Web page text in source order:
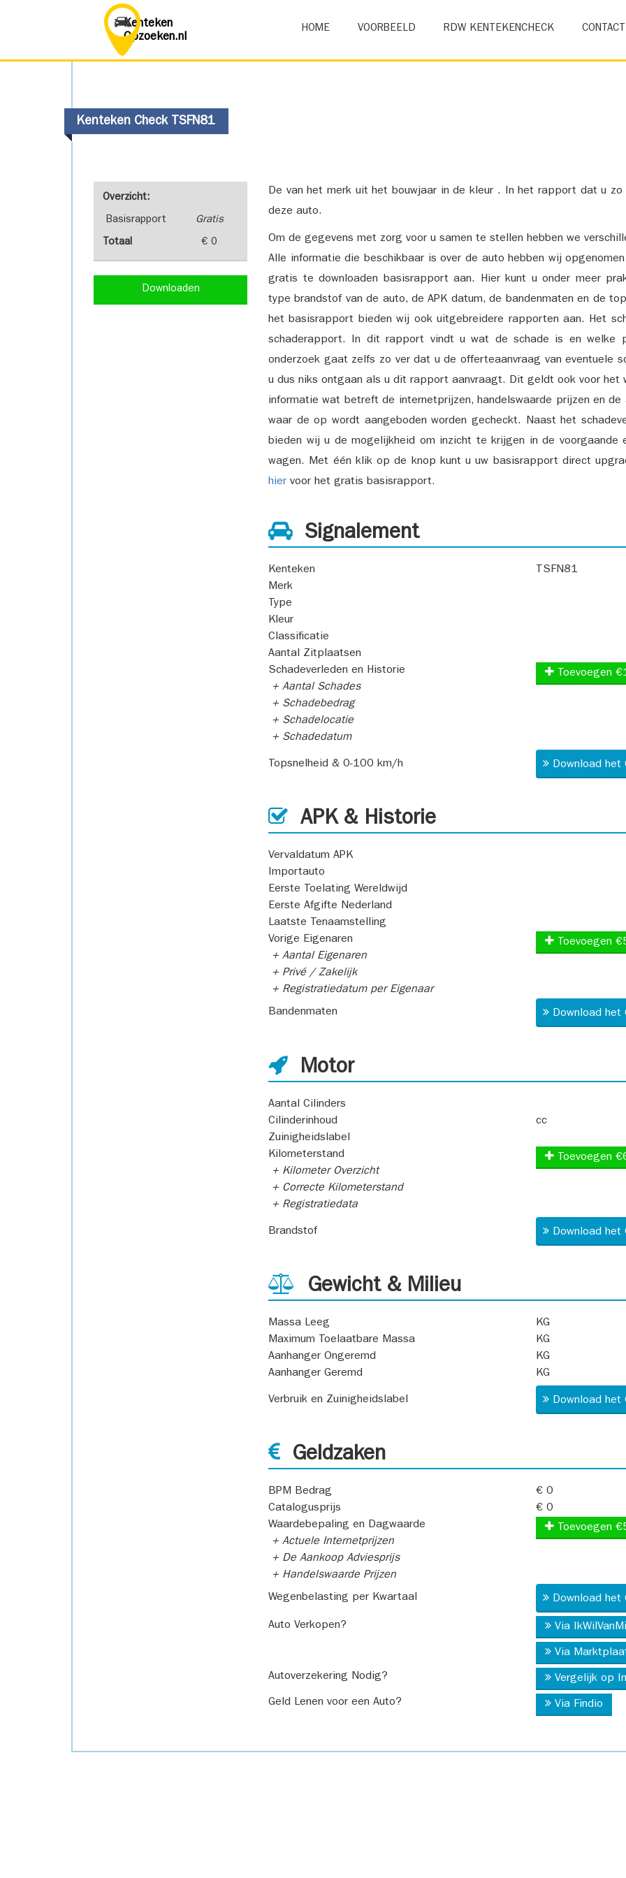
Kenteken
Opzoeken.nl
HOME VOORBEELD RDW KENTEKENCHECK CONTACT
Kenteken Check TSFN81
Overzicht:
Basisrapport Gratis
Totaal € 0
Downloaden
De van het merk uit het bouwjaar in de kleur . In het rapport dat u
deze auto.
Om de gegevens met zorg voor u samen te stellen hebben we
Alle informatie die beschikbaar is over de auto hebben wij
gratis te downloaden basisrapport aan. Hier kunt u onder meer
type brandstof van de auto, de APK datum, de bandenmaten en de
het basisrapport bieden wij ook uitgebreidere rapporten aan. Het
schaderapport. In dit rapport vindt u wat de schade is en welke
onderzoek gaat zelfs zo ver dat u de offerteaanvraag van eventuele
u dus niks ontgaan als u dit rapport aanvraagt. Dit geldt ook voor
informatie wat betreft de internetprijzen, handelswaarde prijzen en
waar de op wordt aangeboden worden gecheckt. Naast het
bieden wij u de mogelijkheid om inzicht te krijgen in de voorgaande
wagen. Met één klik op de knop kunt u uw basisrapport direct
hier voor het gratis basisrapport.
Signalement
Kenteken
TSFN81
Merk
Type
Kleur
Classificatie
Aantal Zitplaatsen
Schadeverleden en Historie
+ Aantal Schades
+ Schadebedrag
+ Schadelocatie
+ Schadedatum
Toevoegen
Topsnelheid & 0-100 km/h Download
APK & Historie
Vervaldatum APK
Importauto
Eerste Toelating Wereldwijd
Eerste Afgifte Nederland
Laatste Tenaamstelling
Vorige Eigenaren
+ Aantal Eigenaren
+ Privé / Zakelijk
+ Registratiedatum per Eigenaar
Toevoegen
Bandenmaten Download
Motor
Aantal Cilinders
Cilinderinhoud
cc
Zuinigheidslabel
Kilometerstand
+ Kilometer Overzicht
+ Correcte Kilometerstand
+ Registratiedata
Toevoegen
Brandstof Download
Gewicht & Milieu
Massa Leeg
KG
Maximum Toelaatbare Massa
KG
Aanhanger Ongeremd
KG
Aanhanger Geremd
KG
Verbruik en Zuinigheidslabel Download
Geldzaken
BPM Bedrag
€ 0
Catalogusprijs
€ 0
Waardebepaling en Dagwaarde
+ Actuele Internetprijzen
+ De Aankoop Adviesprijs
+ Handelswaarde Prijzen
Toevoegen
Wegenbelasting per Kwartaal Download
Auto Verkopen? Via
Via
Autoverzekering Nodig? Vergelijk op
Geld Lenen voor een Auto? Via Findio